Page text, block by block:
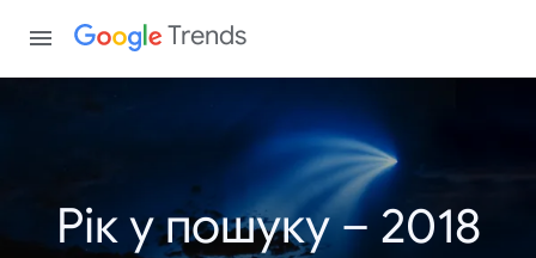
Trends
Рік у пошуку – 2018